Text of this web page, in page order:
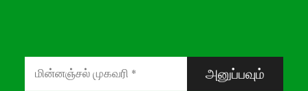
அனுப்பவும்